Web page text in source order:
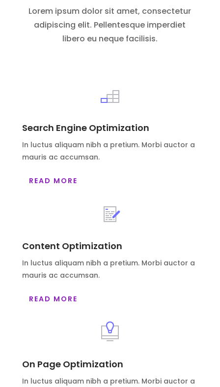
Lorem ipsum dolor sit amet, consectetur
adipiscing elit. Pellentesque imperdiet
libero eu neque facilisis.
Search Engine Optimization
In luctus aliquam nibh a pretium. Morbi auctor a
mauris ac accumsan.
READ MORE
Content Optimization
In luctus aliquam nibh a pretium. Morbi auctor a
mauris ac accumsan.
READ MORE
On Page Optimization
In luctus aliquam nibh a pretium. Morbi auctor a